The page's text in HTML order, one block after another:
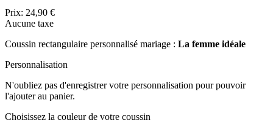
Prix: 24,90 €
Aucune taxe
Coussin rectangulaire personnalisé mariage : La femme idéale
Personnalisation
N'oubliez pas d'enregistrer votre personnalisation pour pouvoir
l'ajouter au panier.
Choisissez la couleur de votre coussin